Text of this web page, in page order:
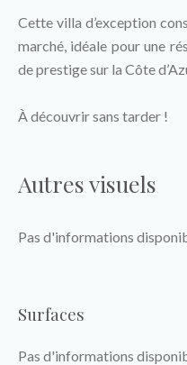
Cette villa d’exception
marché, idéale pour une
de prestige sur la Côte
À découvrir sans tarder !
Autres visuels
Pas d'informations
Surfaces
Pas d'informations